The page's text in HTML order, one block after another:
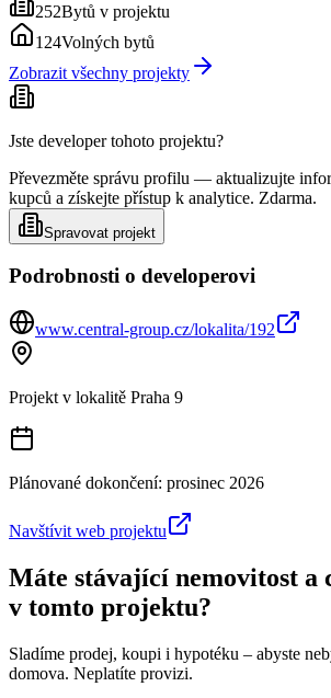
252Bytů v projektu
124Volných bytů
Zobrazit všechny projekty
Jste developer tohoto projektu?
Převezměte správu profilu — aktualizujte
kupců a získejte přístup k analytice. Zdarma.
Spravovat projekt
Podrobnosti o developerovi
www.central-group.cz/lokalita/192
Projekt v lokalitě Praha 9
Plánované dokončení: prosinec 2026
Navštívit web projektu
Máte stávající nemovitost a
v tomto projektu?
Sladíme prodej, koupi i hypotéku – abyste
domova. Neplatíte provizi.